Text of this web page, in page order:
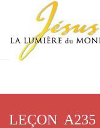
LEÇON A235